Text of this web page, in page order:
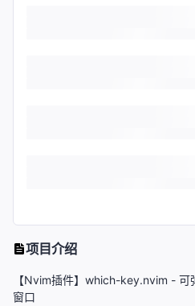
项目介绍
【Nvim插件】which-key.nvim - 可
窗口